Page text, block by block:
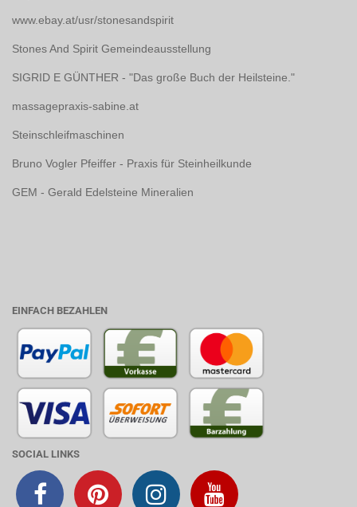
www.ebay.at/usr/stonesandspirit
Stones And Spirit Gemeindeausstellung
SIGRID E GÜNTHER - "Das große Buch der Heilsteine."
massagepraxis-sabine.at
Steinschleifmaschinen
Bruno Vogler Pfeiffer - Praxis für Steinheilkunde
GEM - Gerald Edelsteine Mineralien
EINFACH BEZAHLEN
SOCIAL LINKS